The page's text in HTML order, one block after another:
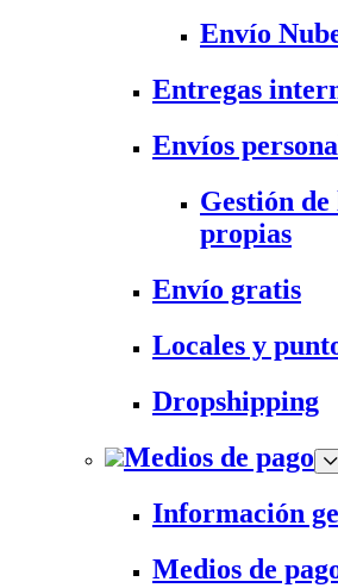
Envío
Entregas
Envíos
Gestión de
propias
Envío gratis
Locales y
Dropshipping
Medios de pago
Información
Medios de